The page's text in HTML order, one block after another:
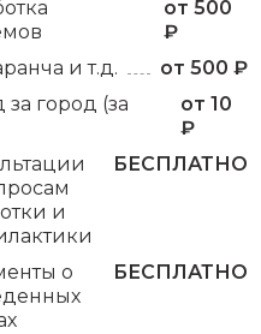
от 500
₽
и т.д.
от 500 ₽
город (за
от 10
₽
и
БЕСПЛАТНО
о
БЕСПЛАТНО